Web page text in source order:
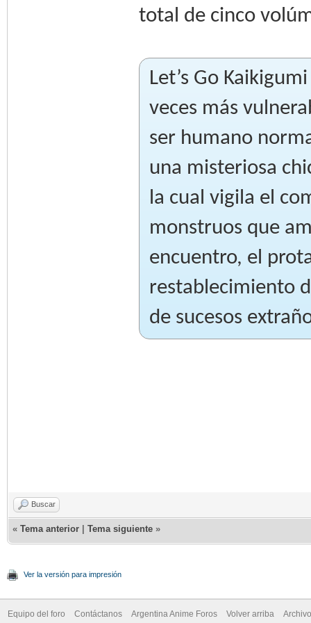
total de cinco
Let’s Go
veces más
ser humano
una misteriosa
la cual vigila el
monstruos que
encuentro, el
restablecimiento
de sucesos
Buscar
« Tema anterior Tema siguiente »
Ver la versión para impresión
Equipo del foro Contáctanos Argentina Anime Foros Volver arriba